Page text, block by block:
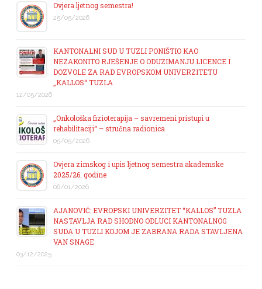
Ovjera ljetnog semestra!
25/05/2026
KANTONALNI SUD U TUZLI PONIŠTIO KAO
NEZAKONITO RJEŠENJE O ODUZIMANJU LICENCE I
DOZVOLE ZA RAD EVROPSKOM UNIVERZITETU
„KALLOS“ TUZLA
12/05/2026
„Onkološka fizioterapija – savremeni pristupi u
rehabilitaciji“ – stručna radionica
05/05/2026
Ovjera zimskog i upis ljetnog semestra akademske
2025/26. godine
06/01/2026
AJANOVIĆ: EVROPSKI UNIVERZITET “KALLOS” TUZLA
NASTAVLJA RAD SHODNO ODLUCI KANTONALNOG
SUDA U TUZLI KOJOM JE ZABRANA RADA STAVLJENA
VAN SNAGE
03/12/2025